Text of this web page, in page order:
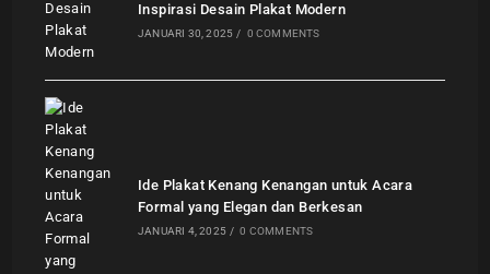
Inspirasi Desain Plakat Modern
JANUARI 30, 2025 / 0 COMMENTS
Ide Plakat Kenang Kenangan untuk Acara
Formal yang Elegan dan Berkesan
JANUARI 4, 2025 / 0 COMMENTS